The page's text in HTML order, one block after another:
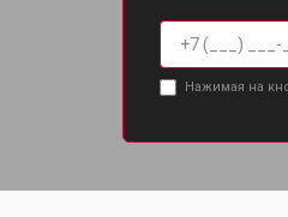
Нажимая на